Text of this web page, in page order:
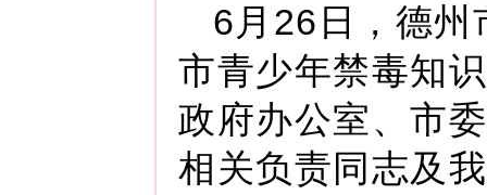
6月26日，德州
市青少年禁毒知
政府办公室、市
相关负责同志及